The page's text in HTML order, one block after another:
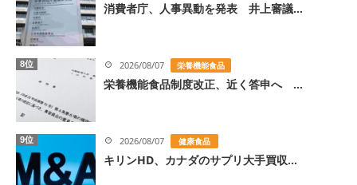
消費者庁、人事異動を発表 井上審議...
8位 2026/08/07 栄養機能食品
栄養機能食品制度改正、近く答申へ ...
9位 2026/08/07 健康食品
キリンHD、カナダのサプリ大手買収...